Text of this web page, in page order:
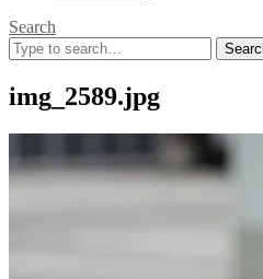
Search
Search
for:
img_2589.jpg